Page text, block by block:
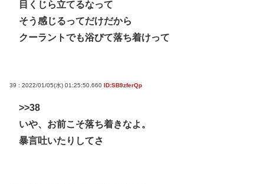
目くじら立てるなって
そう感じるってだけだから
クーラントでも浴びて落ち着けって
39 : 2022/01/05(水) 01:25:50.660 ID:SB9zferQp
>>38
いや、お前こそ落ち着きなよ。
暴言吐いたりしてさ